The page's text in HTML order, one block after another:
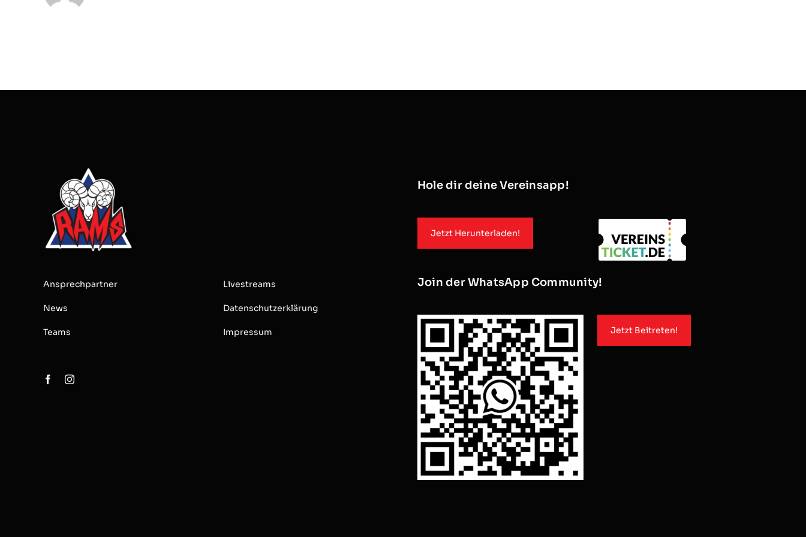
Ansprechpartner
News
Teams
Livestreams
Datenschutzerklärung
Impressum
Hole dir deine Vereinsapp!
Jetzt Herunterladen!
Join der WhatsApp Community!
Jetzt Beitreten!